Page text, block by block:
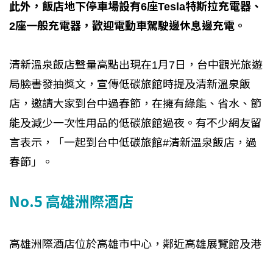
此外，飯店地下停車場設有6座Tesla特斯拉充電器、
2座一般充電器，歡迎電動車駕駛邊休息邊充電。
清新溫泉飯店聲量高點出現在1月7日，台中觀光旅遊
局臉書發抽獎文，宣傳低碳旅館時提及清新溫泉飯
店，邀請大家到台中過春節，在擁有綠能、省水、節
能及減少一次性用品的低碳旅館過夜。有不少網友留
言表示，「一起到台中低碳旅館#清新溫泉飯店，過
春節」。
No.5 高雄洲際酒店
高雄洲際酒店位於高雄市中心，鄰近高雄展覽館及港